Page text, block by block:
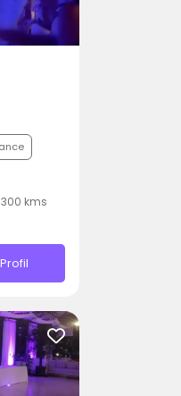
kms
Profil